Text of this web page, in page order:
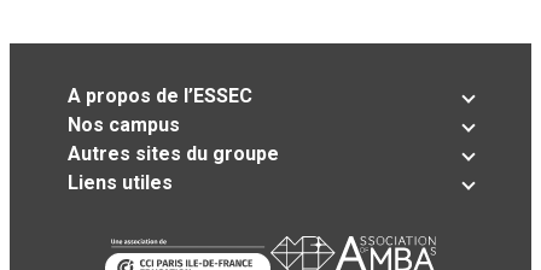
A propos de l’ESSEC
Nos campus
Autres sites du groupe
Liens utiles